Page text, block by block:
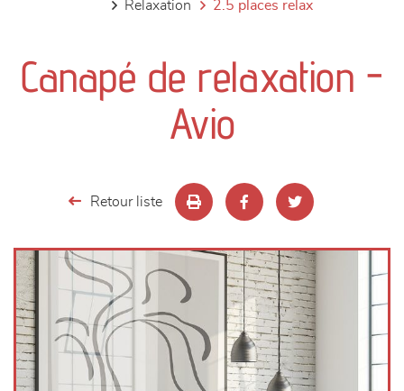
séjours
meubles de complément
décoration
relaxation
2.5 places relax
Canapé de relaxation -
Avio
Retour liste